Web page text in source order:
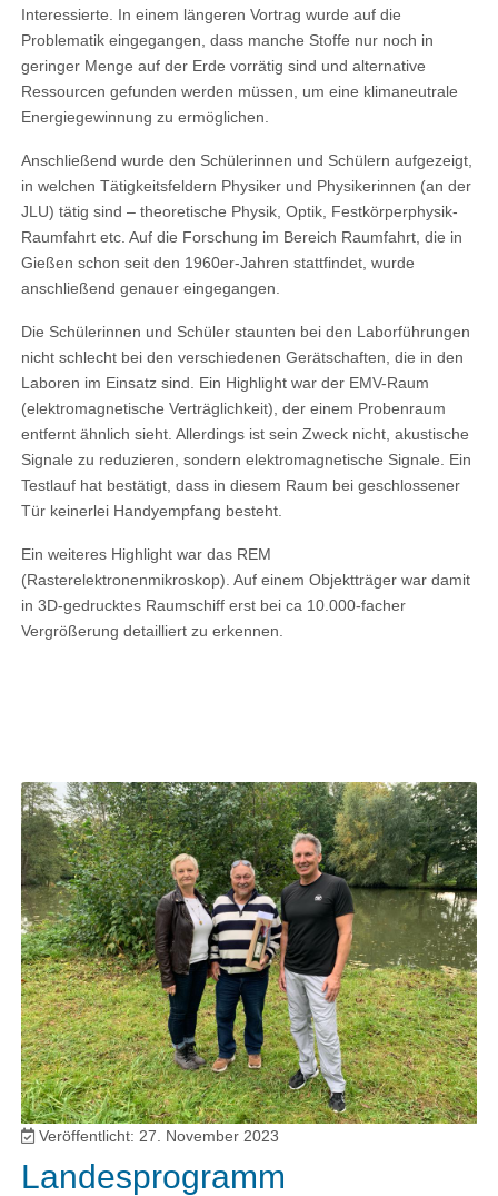
Interessierte. In einem längeren Vortrag wurde auf die
Problematik eingegangen, dass manche Stoffe nur noch in
geringer Menge auf der Erde vorrätig sind und alternative
Ressourcen gefunden werden müssen, um eine klimaneutrale
Energiegewinnung zu ermöglichen.
Anschließend wurde den Schülerinnen und Schülern aufgezeigt,
in welchen Tätigkeitsfeldern Physiker und Physikerinnen (an der
JLU) tätig sind – theoretische Physik, Optik, Festkörperphysik-
Raumfahrt etc. Auf die Forschung im Bereich Raumfahrt, die in
Gießen schon seit den 1960er-Jahren stattfindet, wurde
anschließend genauer eingegangen.
Die Schülerinnen und Schüler staunten bei den Laborführungen
nicht schlecht bei den verschiedenen Gerätschaften, die in den
Laboren im Einsatz sind. Ein Highlight war der EMV-Raum
(elektromagnetische Verträglichkeit), der einem Probenraum
entfernt ähnlich sieht. Allerdings ist sein Zweck nicht, akustische
Signale zu reduzieren, sondern elektromagnetische Signale. Ein
Testlauf hat bestätigt, dass in diesem Raum bei geschlossener
Tür keinerlei Handyempfang besteht.
Ein weiteres Highlight war das REM
(Rasterelektronenmikroskop). Auf einem Objektträger war damit
in 3D-gedrucktes Raumschiff erst bei ca 10.000-facher
Vergrößerung detailliert zu erkennen.
Veröffentlicht: 27. November 2023
Landesprogramm